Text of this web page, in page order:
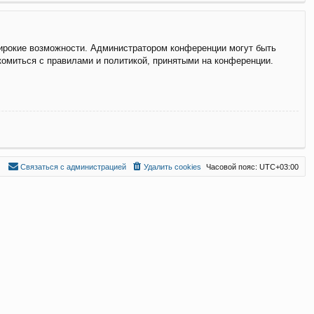
возможности. Администратором конференции могут быть
с правилами и политикой, принятыми на конференции.
Часовой пояс: UTC+03:00
Удалить cookies
Связаться с администрацией